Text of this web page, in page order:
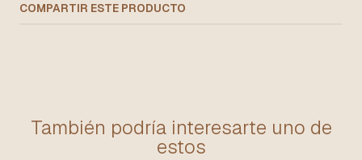
COMPARTIR ESTE PRODUCTO
También podría interesarte uno de
estos